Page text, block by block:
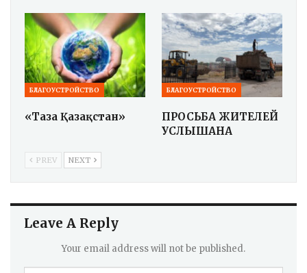
БЛАГОУСТРОЙСТВО
«Таза Қазақстан»
БЛАГОУСТРОЙСТВО
ПРОСЬБА ЖИТЕЛЕЙ
УСЛЫШАНА
PREV NEXT
Leave A Reply
Your email address will not be published.